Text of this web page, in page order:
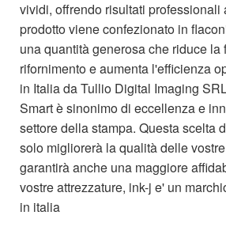
vividi, offrendo risultati professionali
prodotto viene confezionato in
una quantità generosa che riduce la
rifornimento e aumenta l'efficienza
in Italia da Tullio Digital Imaging
Smart è sinonimo di eccellenza e
settore della stampa. Questa scelta
solo migliorerà la qualità delle
garantirà anche una maggiore
vostre attrezzature, ink-j e' un
in italia